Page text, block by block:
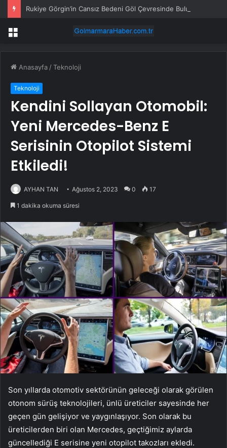
Rukiye Görgin’in Cansız Bedeni Göl Çevresinde Bulundu
Menü
Anasayfa /Teknoloji
Teknoloji
Kendini Sollayan Otomobil:
Yeni Mercedes-Benz E
Serisinin Otopilot Sistemi
Etkiledi!
AYHAN TAN Ağustos 2, 2023 0 17
1 dakika okuma süresi
Son yıllarda otomotiv sektörünün geleceği olarak görülen
otonom sürüş teknolojileri, ünlü üreticiler sayesinde her
geçen gün gelişiyor ve yaygınlaşıyor. Son olarak bu
üreticilerden biri olan Mercedes, geçtiğimiz aylarda
güncellediği E serisine yeni otopilot takozları ekledi.